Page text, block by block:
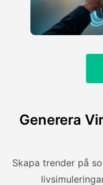
Generera
Skapa trender på